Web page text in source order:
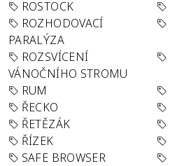
ROSTOCK
ROZHODOVACÍ
PARALÝZA
ROZSVÍCENÍ
VÁNOČNÍHO STROMU
RUM
ŘECKO
ŘETĚZÁK
ŘÍZEK
SAFE BROWSER